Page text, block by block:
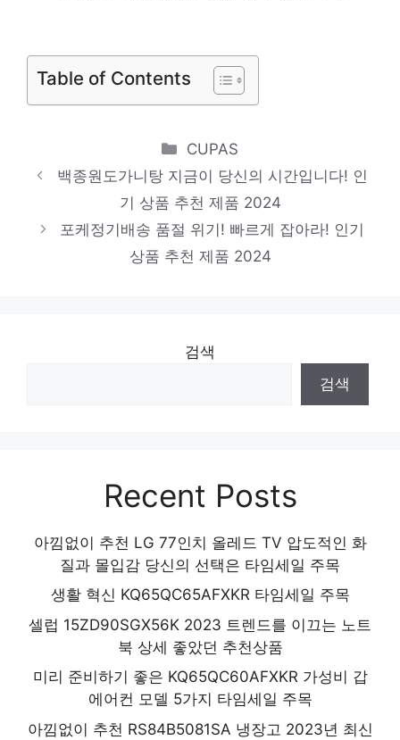
화려한 스타일, 지금 경험하세요! 인기 상품
추천 제품 2024
품 2024
청춘현미누룽지
멋진 변화, 당신의 손안에 인기 상품 추천 제
핫 아이템, 주목해주세요! 인기 상품 추천 제
Table of Contents
Categories
CUPAS
백종원도가니탕 지금이 당신의 시간입니다! 인
기 상품 추천 제품 2024
포케정기배송 품절 위기! 빠르게 잡아라! 인기
상품 추천 제품 2024
검색
검색
Recent Posts
아낌없이 추천 LG 77인치 올레드 TV 압도적인 화
질과 몰입감 당신의 선택은 타임세일 주목
생활 혁신 KQ65QC65AFXKR 타임세일 주목
셀럽 15ZD90SGX56K 2023 트렌드를 이끄는 노트
북 상세 좋았던 추천상품
미리 준비하기 좋은 KQ65QC60AFXKR 가성비 갑
에어컨 모델 5가지 타임세일 주목
아낌없이 추천 RS84B5081SA 냉장고 2023년 최신